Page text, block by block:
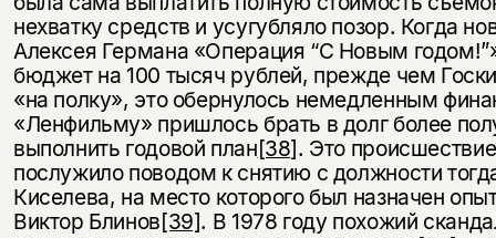
нехватку средств и усугубляло позор. Когда
Алексея Германа «Операция “С Новым
бюджет на 100 тысяч рублей, прежде чем
«на полку», это обернулось немедленным
«Ленфильму» пришлось брать в долг более
выполнить годовой план[38]. Это
послужило поводом к снятию с должности
Киселева, на место которого был назначен
Виктор Блинов[39]. В 1978 году похожий